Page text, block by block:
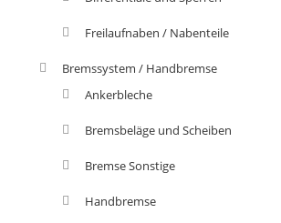
Freilaufnaben / Nabenteile
Bremssystem / Handbremse
Ankerbleche
Bremsbeläge und Scheiben
Bremse Sonstige
Handbremse